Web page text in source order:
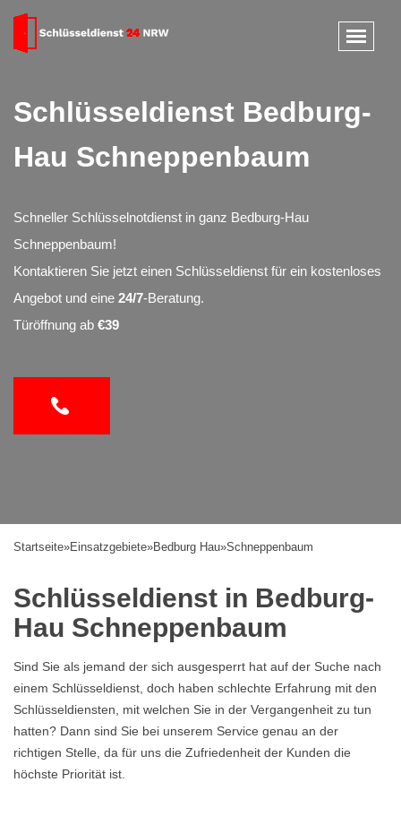
Schlüsseldienst Bedburg-
Hau Schneppenbaum
Schneller Schlüsselnotdienst in ganz Bedburg-Hau
Schneppenbaum!
Kontaktieren Sie jetzt einen Schlüsseldienst für ein kostenloses
Angebot und eine 24/7-Beratung.
Türöffnung ab €39
Startseite»Einsatzgebiete»Bedburg Hau»Schneppenbaum
Schlüsseldienst in Bedburg-
Hau Schneppenbaum
Sind Sie als jemand der sich ausgesperrt hat auf der Suche nach
einem Schlüsseldienst, doch haben schlechte Erfahrung mit den
Schlüsseldiensten, mit welchen Sie in der Vergangenheit zu tun
hatten? Dann sind Sie bei unserem Service genau an der
richtigen Stelle, da für uns die Zufriedenheit der Kunden die
höchste Priorität ist.